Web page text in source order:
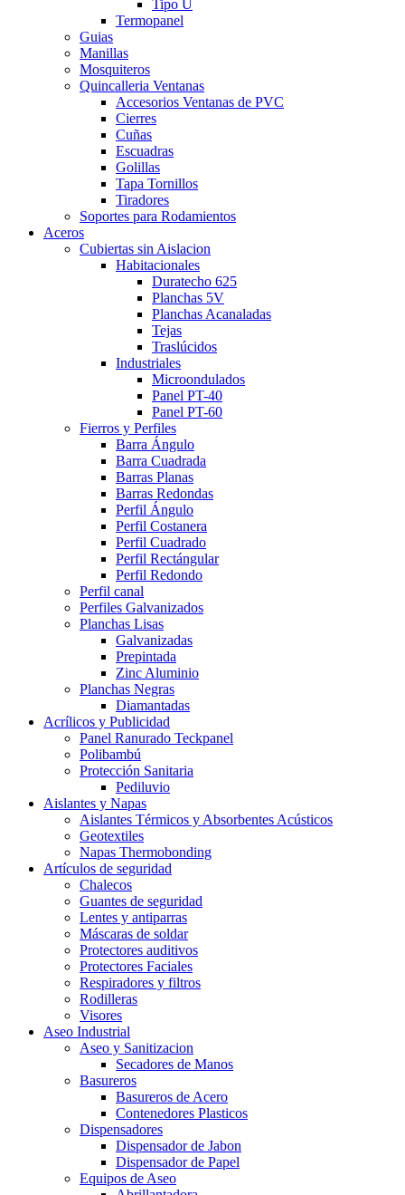
Tipo U
Termopanel
Guias
Manillas
Mosquiteros
Quincalleria Ventanas
Accesorios Ventanas de PVC
Cierres
Cuñas
Escuadras
Golillas
Tapa Tornillos
Tiradores
Soportes para Rodamientos
Aceros
Cubiertas sin Aislacion
Habitacionales
Duratecho 625
Planchas 5V
Planchas Acanaladas
Tejas
Traslúcidos
Industriales
Microondulados
Panel PT-40
Panel PT-60
Fierros y Perfiles
Barra Ángulo
Barra Cuadrada
Barras Planas
Barras Redondas
Perfil Ángulo
Perfil Costanera
Perfil Cuadrado
Perfil Rectángular
Perfil Redondo
Perfil canal
Perfiles Galvanizados
Planchas Lisas
Galvanizadas
Prepintada
Zinc Aluminio
Planchas Negras
Diamantadas
Acrílicos y Publicidad
Panel Ranurado Teckpanel
Polibambú
Protección Sanitaria
Pediluvio
Aislantes y Napas
Aislantes Térmicos y Absorbentes Acústicos
Geotextiles
Napas Thermobonding
Artículos de seguridad
Chalecos
Guantes de seguridad
Lentes y antiparras
Máscaras de soldar
Protectores auditivos
Protectores Faciales
Respiradores y filtros
Rodilleras
Visores
Aseo Industrial
Aseo y Sanitizacion
Secadores de Manos
Basureros
Basureros de Acero
Contenedores Plasticos
Dispensadores
Dispensador de Jabon
Dispensador de Papel
Equipos de Aseo